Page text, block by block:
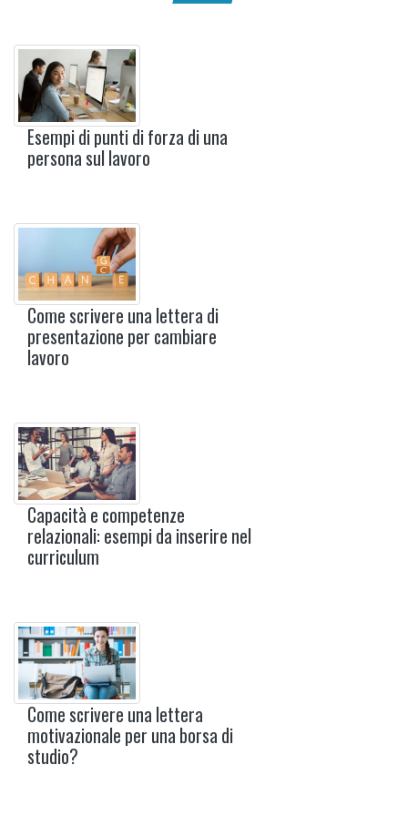
Esempi di punti di forza di una
persona sul lavoro
Come scrivere una lettera di
presentazione per cambiare
lavoro
Capacità e competenze
relazionali: esempi da inserire nel
curriculum
Come scrivere una lettera
motivazionale per una borsa di
studio?